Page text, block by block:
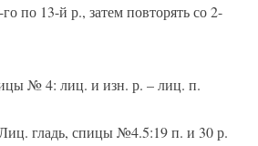
по 13-й р., затем повторять со 2-
№ 4: лиц. и изн. р. – лиц. п.
гладь, спицы №4.5:19 п. и 30 р.